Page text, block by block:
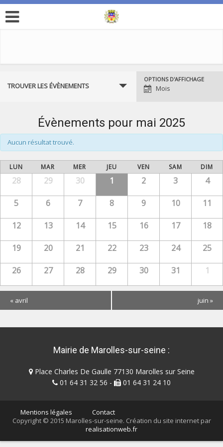
TROUVER LES ÉVÈNEMENTS
i
a
t
o
n
a
r
'
a
c
h
a
d
e
OPTIONS D'AFFICHAGE
Mois
Évènements pour mai 2025
Aucun résultat trouvé.
LUN MAR MER JEU VEN SAM DIM
28 29 30 1 2 3 4
5 6 7 8 9 10 11
12 13 14 15 16 17 18
19 20 21 22 23 24 25
26 27 28 29 30 31 1
Navigation
par
Calendrier
« avril juin »
Mairie de Marolles-sur-seine :
Place Charles De Gaulle 77130 Marolles sur Seine
01 64 31 32 56 -
01 64 31 24 10
Mentions légales
Contact
Copyright © 2015 Marolles-sur-seine. Création du site internet par
realisationweb.fr